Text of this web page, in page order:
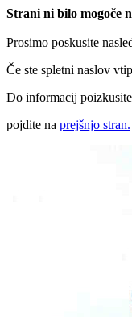
Strani ni bilo mogoče
Prosimo poskusite
Če ste spletni naslov
Do informacij
pojdite na prejšnjo stran.